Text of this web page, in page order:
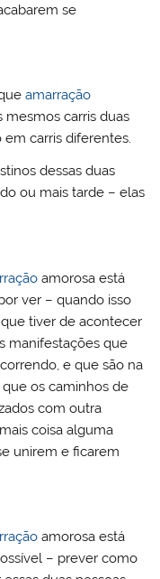
se
amarração
mesmos carris duas
carris diferentes.
dessas duas
ou mais tarde – elas
amorosa está
ver – quando isso
tiver de acontecer
manifestações que
e que são na
os caminhos de
com outra
coisa alguma
unirem e ficarem
amorosa está
– prever como